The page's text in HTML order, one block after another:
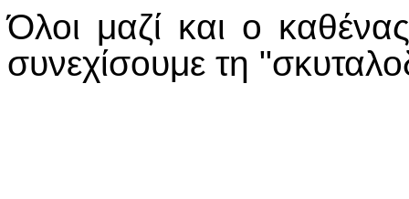
Όλοι μαζί και ο
συνεχίσουμε τη